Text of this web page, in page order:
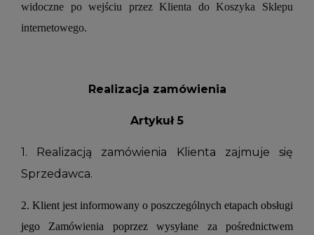
widoczne po wejściu przez Klienta do Koszyka Sklepu
internetowego.
Realizacja zamówienia
Artykuł5
1. Realizacją zamówienia Klienta zajmuje się
Sprzedawca.
2. Klient jest informowany o poszczególnych etapach obsługi
jego Zamówienia poprzez wysyłane za pośrednictwem